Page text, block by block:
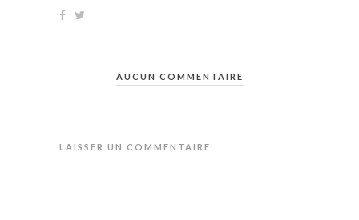
AUCUN COMMENTAIRE
LAISSER UN COMMENTAIRE